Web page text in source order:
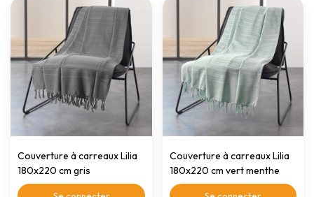
Couverture à carreaux Lilia
180x220 cm gris
Couverture à carreaux Lilia
180x220 cm vert menthe